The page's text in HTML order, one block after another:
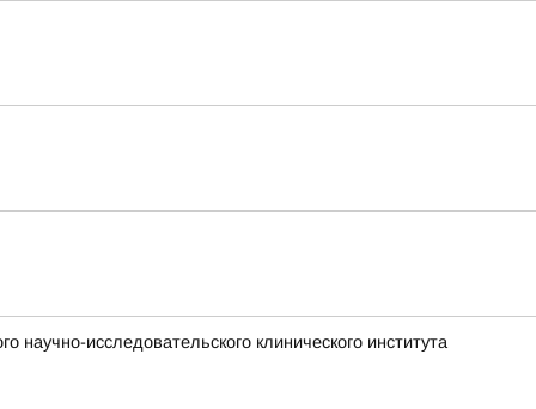
исследовательского клинического института